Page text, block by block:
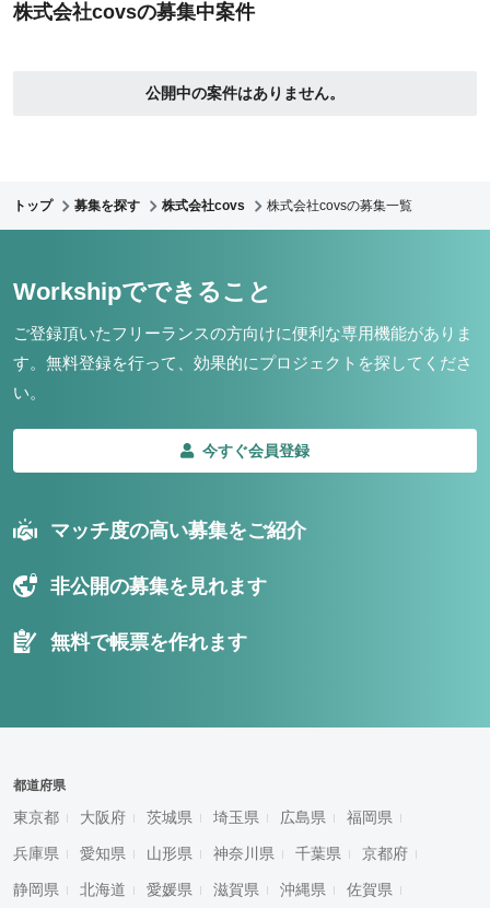
株式会社covsの募集中案件
公開中の案件はありません。
トップ 募集を探す 株式会社covs 株式会社covsの募集一覧
Workshipでできること
ご登録頂いたフリーランスの方向けに便利な専用機能がありま
す。 無料登録を行って、効果的にプロジェクトを探してくださ
い。
今すぐ会員登録
マッチ度の高い募集をご紹介
非公開の募集を見れます
無料で帳票を作れます
都道府県
東京都 大阪府 茨城県 埼玉県 広島県 福岡県
兵庫県 愛知県 山形県 神奈川県 千葉県 京都府
静岡県 北海道 愛媛県 滋賀県 沖縄県 佐賀県